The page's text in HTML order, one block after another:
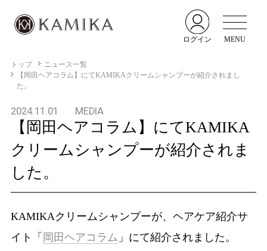
ログイン MENU
トップ
ニュース一覧
【岡田ヘアコラム】にてKAMIKAクリームシャンプーが紹介されまし
た。
2024.11.01 MEDIA
【岡田ヘアコラム】にてKAMIKA
クリームシャンプーが紹介されま
した。
KAMIKAクリームシャンプーが、ヘアケア紹介サ
イト「 岡田ヘアコラム 」にて紹介されました。